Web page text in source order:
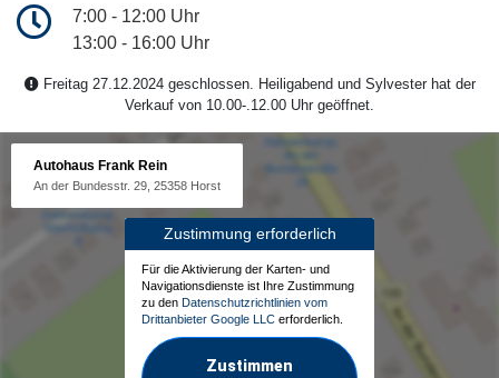
7:00 - 12:00 Uhr
13:00 - 16:00 Uhr
Freitag 27.12.2024 geschlossen. Heiligabend und Sylvester hat der
Verkauf von 10.00-.12.00 Uhr geöffnet.
Autohaus Frank Rein
An der Bundesstr. 29, 25358 Horst
Zustimmung erforderlich
Für die Aktivierung der Karten- und
Navigationsdienste ist Ihre Zustimmung
zu den Datenschutzrichtlinien vom
Drittanbieter Google LLC erforderlich.
Zustimmen